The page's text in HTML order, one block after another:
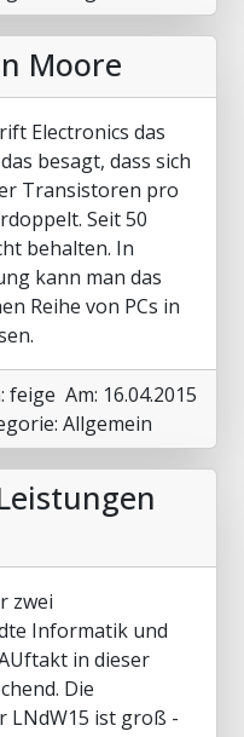
Moore
Electronics das
besagt, dass sich
Transistoren pro
Seit 50
behalten. In
kann man das
Reihe von PCs in
feige Am: 16.04.2015
Allgemein
zwei
Informatik und
in dieser
Die
LNdW15 ist groß -